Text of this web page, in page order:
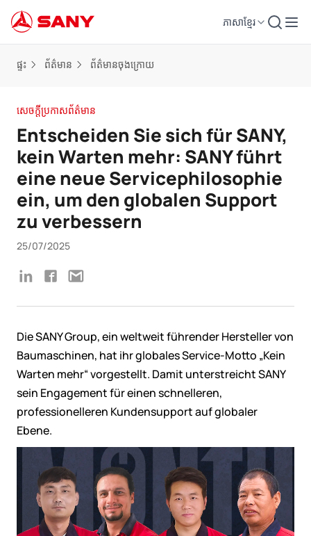
ភាសាខ្មែរ
ផ្ទះ ព័ត៌មាន ព័ត៌មានចុងក្រោយ
សេចក្តីប្រកាសព័ត៌មាន
Entscheiden Sie sich für SANY,
kein Warten mehr: SANY führt
eine neue Servicephilosophie
ein, um den globalen Support
zu verbessern
25/07/2025
Die SANY Group, ein weltweit führender Hersteller von
Baumaschinen, hat ihr globales Service-Motto „Kein
Warten mehr“ vorgestellt. Damit unterstreicht SANY
sein Engagement für einen schnelleren,
professionelleren Kundensupport auf globaler
Ebene.